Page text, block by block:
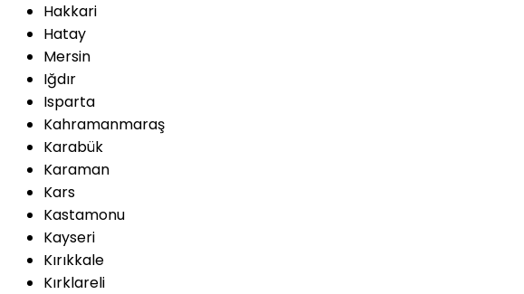
Hakkari
Hatay
Mersin
Iğdır
Isparta
Kahramanmaraş
Karabük
Karaman
Kars
Kastamonu
Kayseri
Kırıkkale
Kırklareli